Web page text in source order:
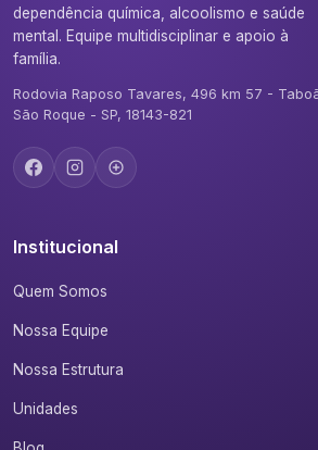
dependência química, alcoolismo e saúde
mental. Equipe multidisciplinar e apoio à
família.
Rodovia Raposo Tavares, 496 km 57 -
São Roque - SP, 18143-821
Institucional
Quem Somos
Nossa Equipe
Nossa Estrutura
Unidades